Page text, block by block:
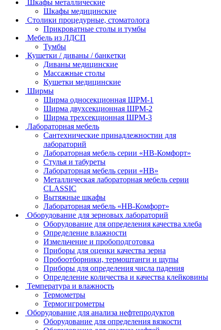
Шкафы металлические
Шкафы медицинские
Столики процедурные, стоматолога
Прикроватные столы и тумбы
Мебель из ЛДСП
Тумбы
Кушетки / диваны / банкетки
Диваны медицинские
Массажные столы
Кушетки медицинские
Ширмы
Ширма односекционная ШРМ-1
Ширма двухсекционная ШРМ-2
Ширма трехсекционная ШРМ-3
Лабораторная мебель
Сантехнические принадлежностии для
лабораторий
Лабораторная мебель серии «НВ-Комфорт»
Стулья и табуреты
Лабораторная мебель серии «НВ»
Металлическая лабораторная мебель серии
CLASSIC
Вытяжные шкафы
Лабораторная мебель «НВ-Комфорт»
Оборудование для зерновых лабораторий
Оборудование для определения качества хлеба
Определение влажности
Измельчение и пробоподготовка
Приборы для оценки качества зерна
Пробоотборники, термоштанги и щупы
Приборы для определения числа падения
Определение количества и качества клейковины
Температура и влажность
Термометры
Термогигрометры
Оборудование для анализа нефтепродуктов
Оборудование для определения вязкости